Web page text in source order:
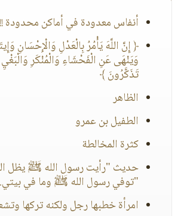
أنفاس معدودة في أماكن محدودة !!
﴿ إِنَّ اللَّهَ يَأْمُرُ بِالْعَدْلِ وَالْإِحْسَانِ
وَيَنْهَى عَنِ الْفَحْشَاءِ وَالْمُنْكَرِ
تَذَكَّرُونَ ﴾
الظاهر
الطفيل بن عمرو
كثرة المخالطة
حديث "رأيت رسول الله ﷺ يظل
"توفي رسول الله ﷺ وما في
امرأة خطبها رجل ولكنه تركها